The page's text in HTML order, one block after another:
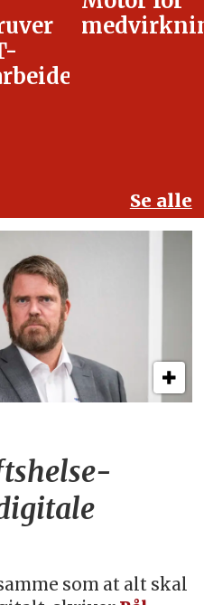
i
Se alle
som at alt skal